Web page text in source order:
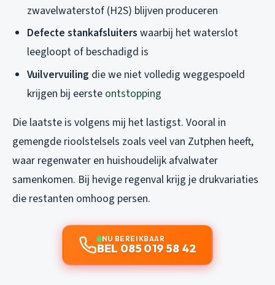
zwavelwaterstof (H2S) blijven produceren
Defecte stankafsluiters waarbij het waterslot
leegloopt of beschadigd is
Vuilvervuiling die we niet volledig weggespoeld
krijgen bij eerste ontstopping
Die laatste is volgens mij het lastigst. Vooral in
gemengde rioolstelsels zoals veel van Zutphen heeft,
waar regenwater en huishoudelijk afvalwater
samenkomen. Bij hevige regenval krijg je drukvariaties
die restanten omhoog persen.
NU BEREIKBAAR
BEL 085 019 58 42